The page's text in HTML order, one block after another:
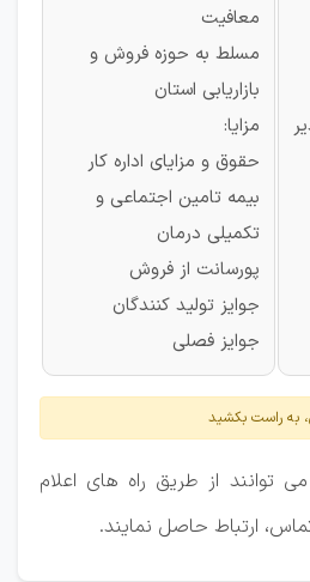
معافیت
مسلط به حوزه فروش و
بازاریابی استان
مزایا:
حقوق و مزایای اداره کار
بیمه تامین اجتماعی و
تکمیلی درمان
پورسانت از فروش
جوایز تولید کنندگان
جوایز فصلی
به راست بکشید
توانند از طریق راه های اعلام
ارتباط حاصل نمایند.